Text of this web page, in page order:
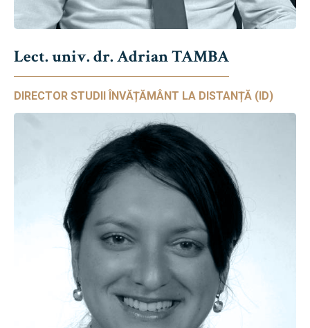
Lect. univ. dr. Adrian TAMBA
DIRECTOR STUDII ÎNVĂȚĂMÂNT LA DISTANȚĂ (ID)